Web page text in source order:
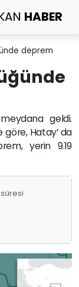
HABER
deprem
geldi.
göre, Hatay’ da
yerin 9.19